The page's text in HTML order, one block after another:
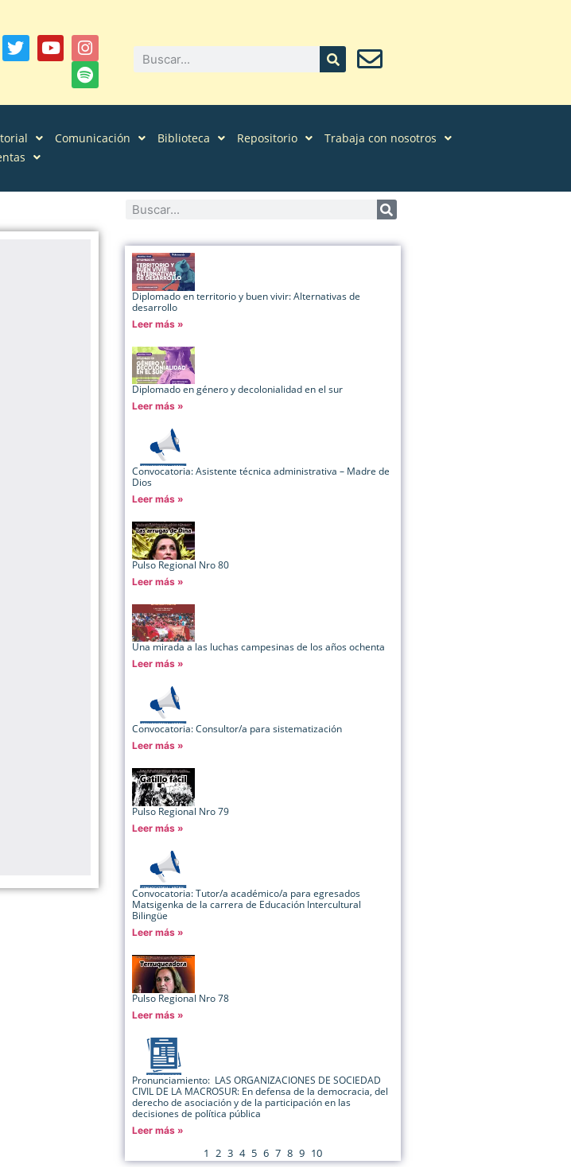
Comunicación Biblioteca Repositorio
Trabaja con nosotros
Diplomado en territorio y buen vivir: Alternativas de
desarrollo
Leer más »
Diplomado en género y decolonialidad en el sur
Leer más »
Convocatoria: Asistente técnica administrativa – Madre de
Dios
Leer más »
Pulso Regional Nro 80
Leer más »
Una mirada a las luchas campesinas de los años ochenta
Leer más »
Convocatoria: Consultor/a para sistematización
Leer más »
Pulso Regional Nro 79
Leer más »
Convocatoria: Tutor/a académico/a para egresados
Matsigenka de la carrera de Educación Intercultural
Bilingüe
Leer más »
Pulso Regional Nro 78
Leer más »
Pronunciamiento: LAS ORGANIZACIONES DE SOCIEDAD
CIVIL DE LA MACROSUR: En defensa de la democracia, del
derecho de asociación y de la participación en las
decisiones de política pública
Leer más »
1 2 3 4 5 6 7 8 9 10